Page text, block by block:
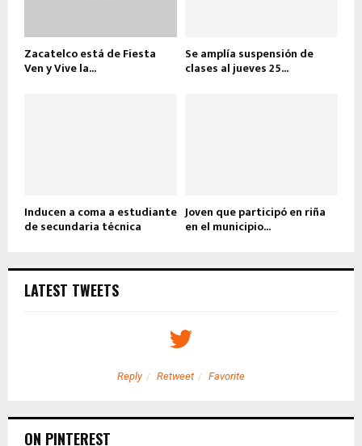
Zacatelco está de Fiesta
Ven y Vive la...
Se amplía suspensión de
clases al jueves 25...
Inducen a coma a estudiante
de secundaria técnica
Joven que participó en riña
en el municipio...
LATEST TWEETS
Reply Retweet Favorite
ON PINTEREST